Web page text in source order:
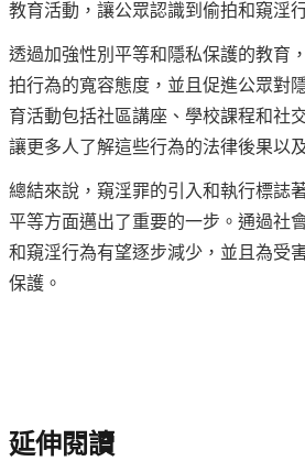
教育活動，讓公眾認識到偷拍和窺淫
透過加強性別平等和隱私保護的教育
拍行為的寬容態度，並且促進公眾對
育活動包括社區講座、學校課程和社
讓更多人了解這些行為的法律後果以
總結來說，窺淫罪的引入和執行標誌
平等方面邁出了重要的一步。通過社
和窺淫行為有望逐步減少，並且為受
保護。
延伸閱讀